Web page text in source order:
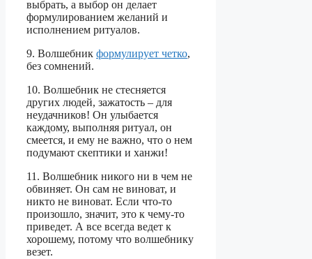
выбрать, а выбор он делает
формулированием желаний и
исполнением ритуалов.
9. Волшебник формулирует четко,
без сомнений.
10. Волшебник не стесняется
других людей, зажатость – для
неудачников! Он улыбается
каждому, выполняя ритуал, он
смеется, и ему не важно, что о нем
подумают скептики и ханжи!
11. Волшебник никого ни в чем не
обвиняет. Он сам не виноват, и
никто не виноват. Если что-то
произошло, значит, это к чему-то
приведет. А все всегда ведет к
хорошему, потому что волшебнику
везет.